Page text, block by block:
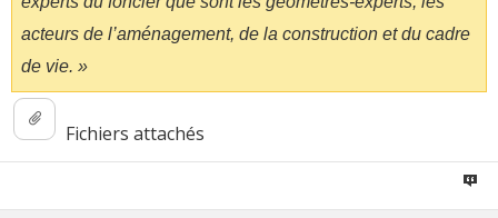
acteurs de l’aménagement, de la construction et du cadre
de vie. »
Fichiers attachés